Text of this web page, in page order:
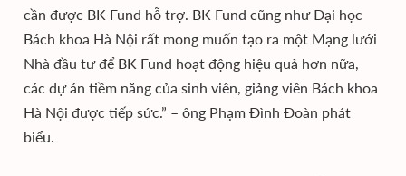
cần được BK Fund hỗ trợ. BK Fund cũng như Đại học
Bách khoa Hà Nội rất mong muốn tạo ra một Mạng lưới
Nhà đầu tư để BK Fund hoạt động hiệu quả hơn nữa,
các dự án tiềm năng của sinh viên, giảng viên Bách khoa
Hà Nội được tiếp sức.” – ông Phạm Đình Đoàn phát
biểu.